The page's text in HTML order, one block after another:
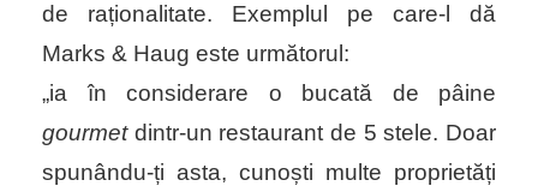
de raționalitate. Exemplul pe care-l dă
Marks & Haug este următorul:
„ia în considerare o bucată de pâine
gourmetdintr-un restaurant de 5 stele. Doar
spunându-ți asta, cunoști multe proprietăți